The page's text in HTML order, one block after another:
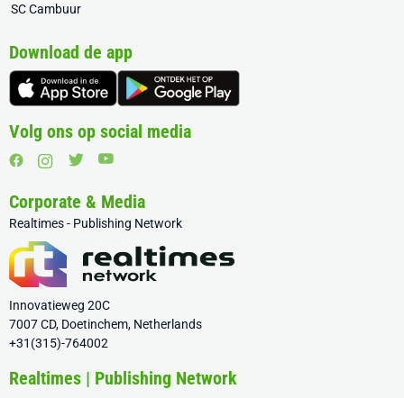
SC Cambuur
Download de app
Volg ons op social media
Corporate & Media
Realtimes - Publishing Network
Innovatieweg 20C
7007 CD, Doetinchem, Netherlands
+31(315)-764002
Realtimes | Publishing Network